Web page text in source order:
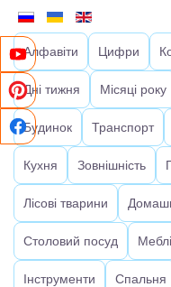
Алфавіти Цифри
Дні тижня Місяці року
Будинок Транспорт
Кухня Зовнішність
Лісові тварини
Столовий посуд Меблі
Інструменти Спальня